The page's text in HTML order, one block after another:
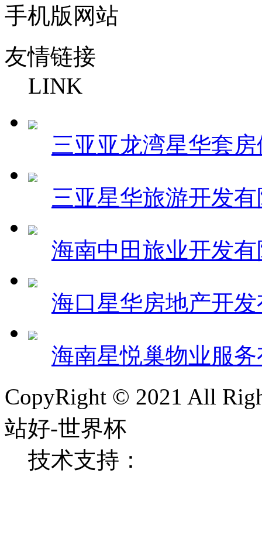
手机版网站
友情链接
LINK
三亚亚龙湾星华套
三亚星华旅游开发
海南中田旅业开发
海口星华房地产开
海南星悦巢物业服
CopyRight © 2021 All
站好-世界杯
技术支持：